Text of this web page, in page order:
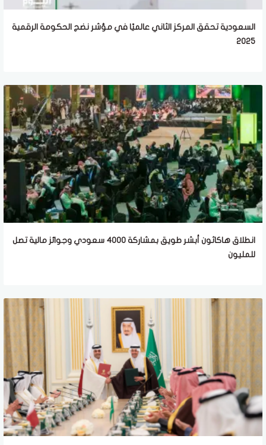
السعودية تحقق المركز الثاني عالميًا في مؤشر نضج الحكومة الرقمية
2025
انطلاق هاكاثون أبشر طويق بمشاركة 4000 سعودي وجوائز مالية تصل
للمليون